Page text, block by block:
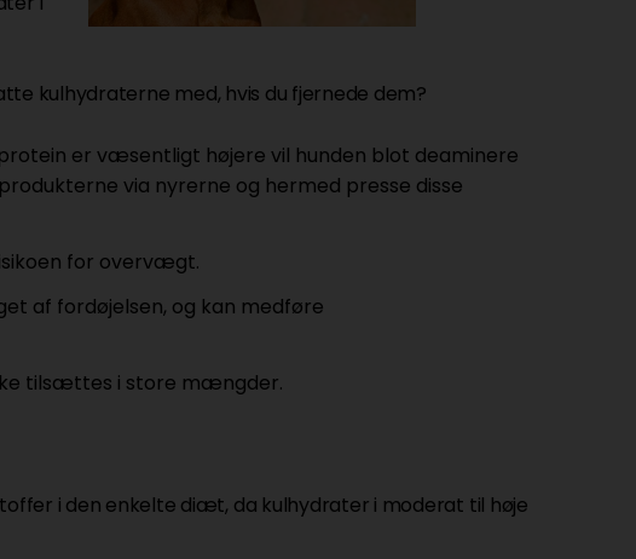
kulhydraterne med, hvis du fjernede dem?
er væsentligt højere vil hunden blot deaminere
via nyrerne og hermed presse disse
for overvægt.
af fordøjelsen, og kan medføre
tilsættes i store mængder.
i den enkelte diæt, da kulhydrater i moderat til høje